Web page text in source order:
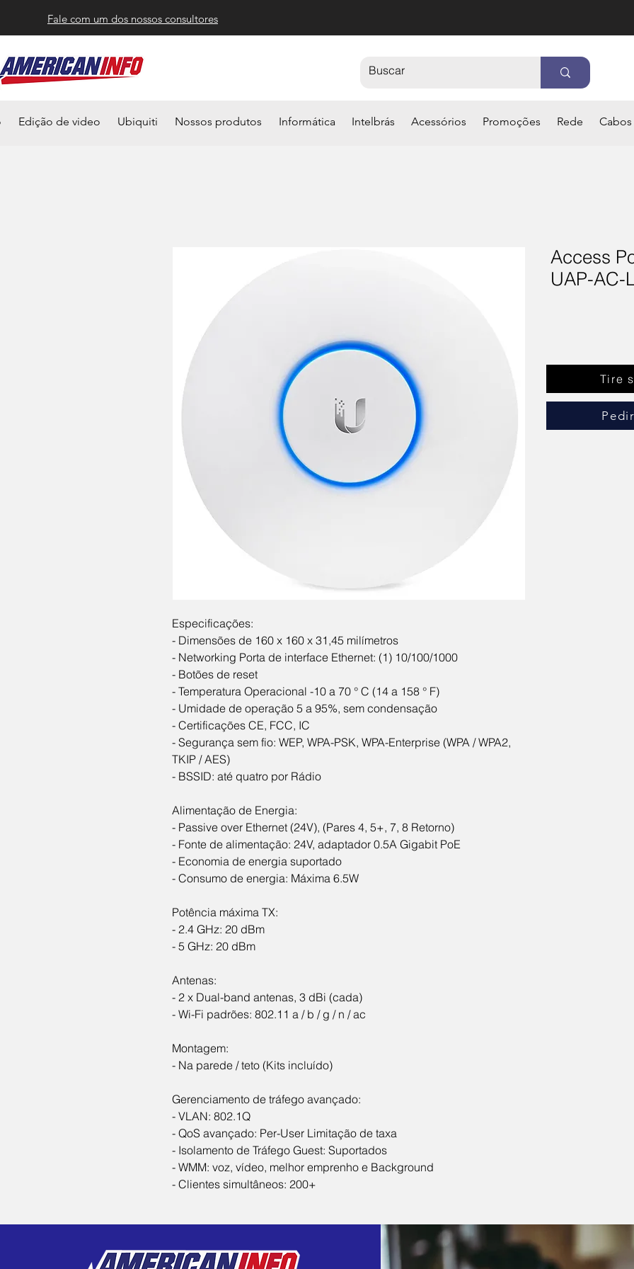
Fale com um dos nossos consultores
Edição de video Ubiquiti Nossos produtos Informática Intelbrás Acessórios Promoções Rede Cabos
Especificações:
- Dimensões de 160 x 160 x 31,45 milímetros
- Networking Porta de interface Ethernet: (1) 10/100/1000
- Botões de reset
- Temperatura Operacional -10 a 70 ° C (14 a 158 ° F)
- Umidade de operação 5 a 95%, sem condensação
- Certificações CE, FCC, IC
- Segurança sem fio: WEP, WPA-PSK, WPA-Enterprise (WPA / WPA2,
TKIP / AES)
- BSSID: até quatro por Rádio
Alimentação de Energia:
- Passive over Ethernet (24V), (Pares 4, 5+, 7, 8 Retorno)
- Fonte de alimentação: 24V, adaptador 0.5A Gigabit PoE
- Economia de energia suportado
- Consumo de energia: Máxima 6.5W
Potência máxima TX:
- 2.4 GHz: 20 dBm
- 5 GHz: 20 dBm
Antenas:
- 2 x Dual-band antenas, 3 dBi (cada)
- Wi-Fi padrões: 802.11 a / b / g / n / ac
Montagem:
- Na parede / teto (Kits incluído)
Gerenciamento de tráfego avançado:
- VLAN: 802.1Q
- QoS avançado: Per-User Limitação de taxa
- Isolamento de Tráfego Guest: Suportados
- WMM: voz, vídeo, melhor emprenho e Background
- Clientes simultâneos: 200+
Access
UAP-AC-
Tire